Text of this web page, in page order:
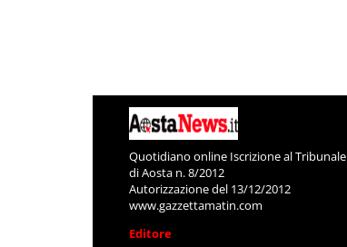
Quotidiano online Iscrizione al Tribunale
di Aosta n. 8/2012
Autorizzazione del 13/12/2012
www.gazzettamatin.com
Editore